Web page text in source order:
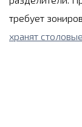
требует
хранят